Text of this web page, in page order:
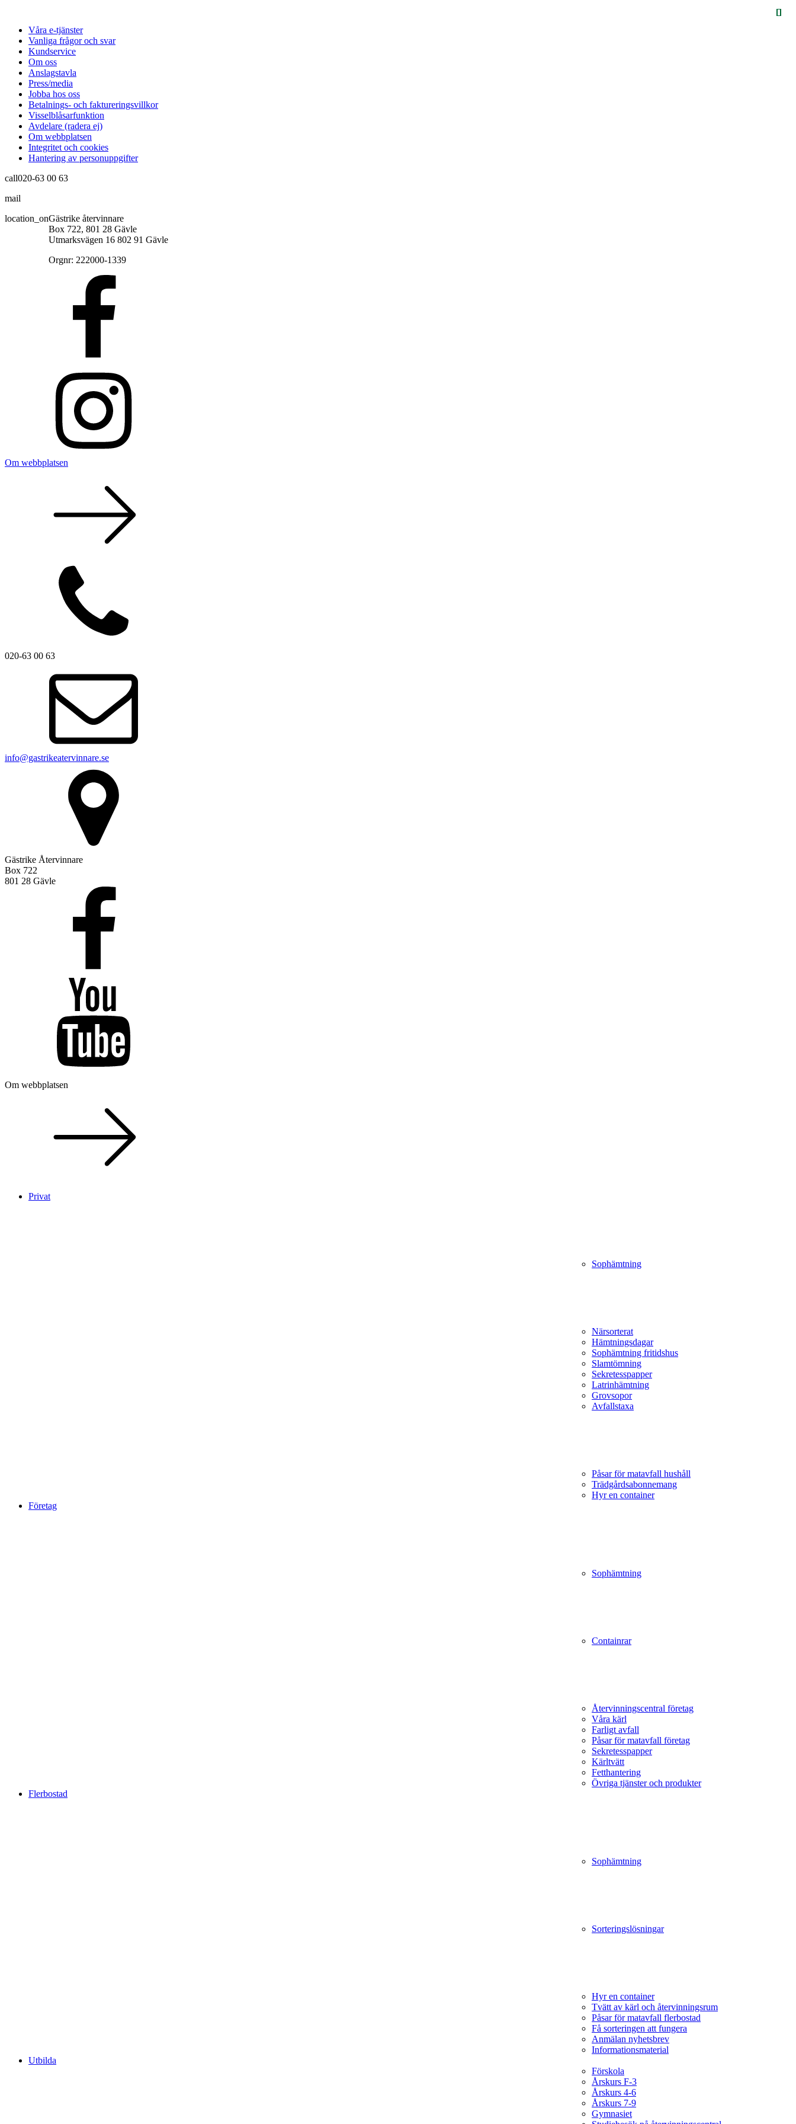
Våra e-tjänster
Vanliga frågor och svar
Kundservice
Om oss
Anslagstavla
Press/media
Jobba hos oss
Betalnings- och faktureringsvillkor
Visselblåsarfunktion
Avdelare (radera ej)
Om webbplatsen
Integritet och cookies
Hantering av personuppgifter
call020-63 00 63
mail
location_onGästrike återvinnare
Box 722, 801 28 Gävle
Utmarksvägen 16 802 91 Gävle
Orgnr: 222000-1339
Om webbplatsen
020-63 00 63
info@gastrikeatervinnare.se
Gästrike Återvinnare
Box 722
801 28 Gävle
Om webbplatsen
Privat
Sophämtning
Närsorterat
Hämtningsdagar
Sophämtning fritidshus
Slamtömning
Sekretesspapper
Latrinhämtning
Grovsopor
Avfallstaxa
Påsar för matavfall hushåll
Trädgårds­abonnemang
Hyr en container
Företag
Sophämtning
Containrar
Återvinningscentral företag
Våra kärl
Farligt avfall
Påsar för matavfall företag
Sekretesspapper
Kärltvätt
Fetthantering
Övriga tjänster och produkter
Flerbostad
Sophämtning
Sorteringslösningar
Hyr en container
Tvätt av kärl och återvinningsrum
Påsar för matavfall flerbostad
Få sorteringen att fungera
Anmälan nyhetsbrev
Informationsmaterial
Utbilda
Förskola
Årskurs F-3
Årskurs 4-6
Årskurs 7-9
Gymnasiet